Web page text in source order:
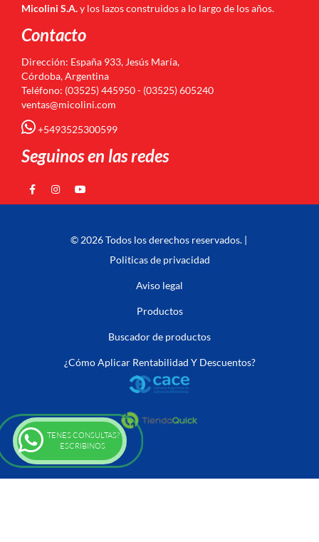
Micolini S.A.y los lazos construidos a lo largo de los años.
Contacto
Dirección: España 933, Jesús María,
Córdoba, Argentina
Teléfono: (03525) 445950 - (03525) 605240
ventas@micolini.com
+5493525300599
Seguinos en las redes
© 2026 Todos los derechos reservados. |
Politicas de privacidad
Aviso legal
Productos
Buscador de productos
¿Cómo Aplicar Rentabilidad Y Descuentos?
TENES CONSULTAS?
ESCRIBINOS